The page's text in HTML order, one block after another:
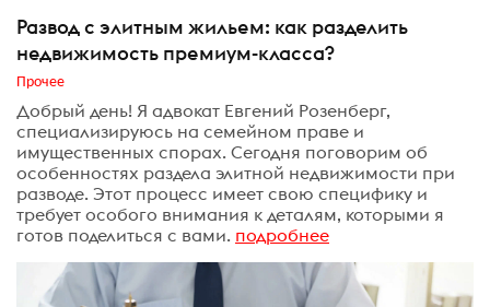
Развод с элитным жильем: как разделить
недвижимость премиум-класса?
Прочее
Добрый день! Я адвокат Евгений Розенберг,
специализируюсь на семейном праве и
имущественных спорах. Сегодня поговорим об
особенностях раздела элитной недвижимости при
разводе. Этот процесс имеет свою специфику и
требует особого внимания к деталям, которыми я
готов поделиться с вами. подробнее